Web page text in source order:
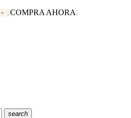
- . COMPRA AHORA .
search